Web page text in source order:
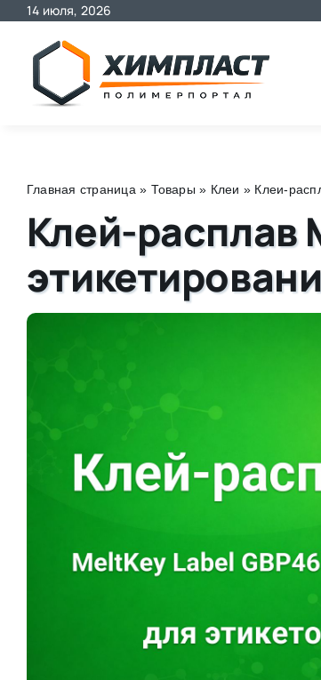
Skip
content
14 июля, 2026
Главная страница » Товары » Клеи » Клеи-
Клей-расплав